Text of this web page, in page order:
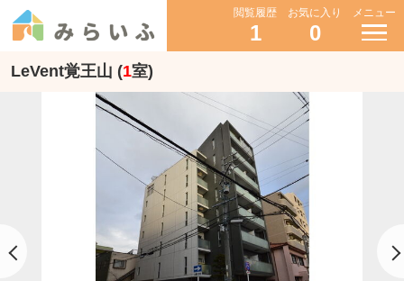
閲覧履歴
1
お気に入り
0
メニュー
LeVent覚王山 (1室)